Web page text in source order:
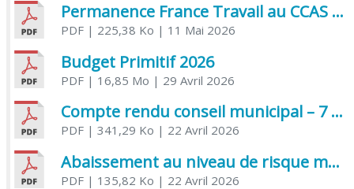
Permanence France Travail au CCAS de Saujon Juin 2026
PDF| 225,38 Ko | 11 Mai 2026
Budget Primitif 2026
PDF| 16,85 Mo | 29 Avril 2026
Compte rendu conseil municipal – 7 avril 2026
PDF| 341,29 Ko | 22 Avril 2026
Abaissement au niveau de risque modéré de l’Influenza aviaire
PDF| 135,82 Ko | 22 Avril 2026